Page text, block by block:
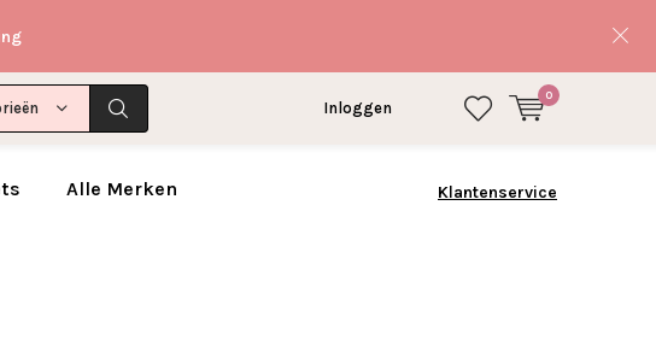
Inloggen
0
Alle Merken Klantenservice